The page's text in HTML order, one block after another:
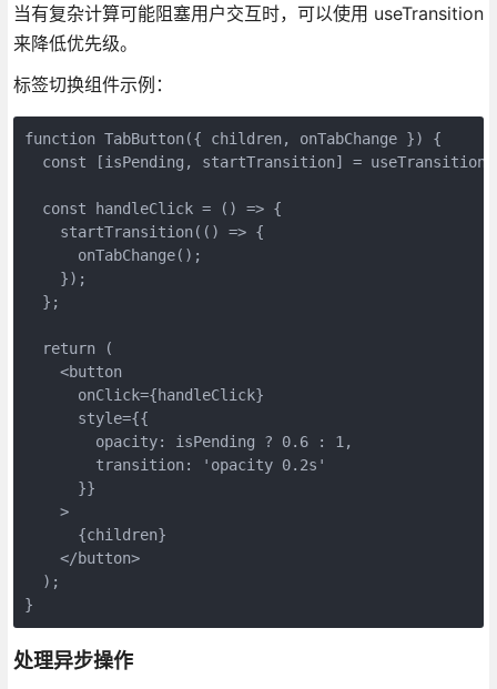
当有复杂计算可能阻塞用户交互时，可以使用 useTransition
来降低优先级。
标签切换组件示例：
function TabButton({ children, onTabChange }) {
const [isPending, startTransition] =
  const handleClick = () => {
    startTransition(() => {
      onTabChange();
    });
  };
  return (
    <button
      onClick={handleClick}
      style={{
        opacity: isPending ? 0.6 : 1,
        transition: 'opacity 0.2s'
      }}
    >
      {children}
    </button>
  );
}
处理异步操作